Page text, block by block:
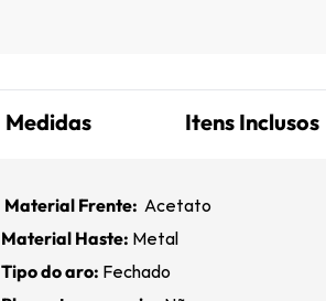
Medidas Itens Inclusos
Material Frente: Acetato
Material Haste: Metal
Tipo do aro: Fechado